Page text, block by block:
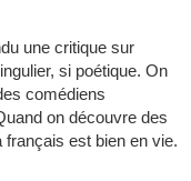
une critique sur
si poétique. On
comédiens
on découvre des
est bien en vie.